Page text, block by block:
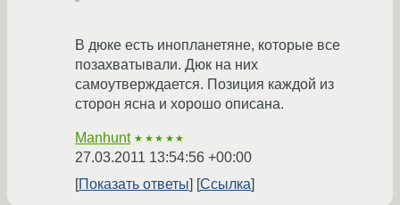
В дюке есть инопланетяне, которые все
позахватывали. Дюк на них
самоутверждается. Позиция каждой из
сторон ясна и хорошо описана.
Manhunt ★★★★★
27.03.2011 13:54:56 +00:00
Показать ответы
Ссылка